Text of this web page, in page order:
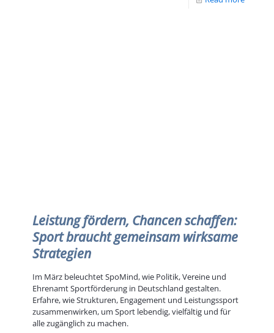
Leistung fördern, Chancen schaffen:
Sport braucht gemeinsam wirksame
Strategien
Im März beleuchtet SpoMind, wie Politik, Vereine und
Ehrenamt Sportförderung in Deutschland gestalten.
Erfahre, wie Strukturen, Engagement und Leistungssport
zusammenwirken, um Sport lebendig, vielfältig und für
alle zugänglich zu machen.